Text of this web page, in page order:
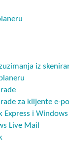
iz
za klijente e-
Express i Windows
Live Mail